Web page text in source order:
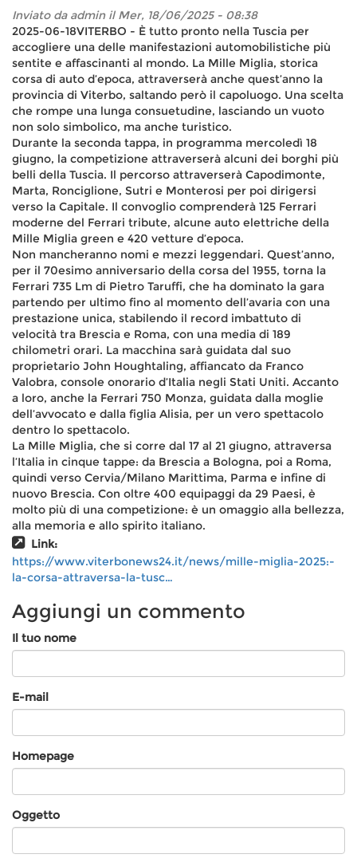
Inviato da adminil Mer, 18/06/2025 - 08:38
2025-06-18VITERBO - È tutto pronto nella Tuscia per
accogliere una delle manifestazioni automobilistiche più
sentite e affascinanti al mondo. La Mille Miglia, storica
corsa di auto d’epoca, attraverserà anche quest’anno la
provincia di Viterbo, saltando però il capoluogo. Una scelta
che rompe una lunga consuetudine, lasciando un vuoto
non solo simbolico, ma anche turistico.
Durante la seconda tappa, in programma mercoledì 18
giugno, la competizione attraverserà alcuni dei borghi più
belli della Tuscia. Il percorso attraverserà Capodimonte,
Marta, Ronciglione, Sutri e Monterosi per poi dirigersi
verso la Capitale. Il convoglio comprenderà 125 Ferrari
moderne del Ferrari tribute, alcune auto elettriche della
Mille Miglia green e 420 vetture d’epoca.
Non mancheranno nomi e mezzi leggendari. Quest’anno,
per il 70esimo anniversario della corsa del 1955, torna la
Ferrari 735 Lm di Pietro Taruffi, che ha dominato la gara
partendo per ultimo fino al momento dell’avaria con una
prestazione unica, stabilendo il record imbattuto di
velocità tra Brescia e Roma, con una media di 189
chilometri orari. La macchina sarà guidata dal suo
proprietario John Houghtaling, affiancato da Franco
Valobra, console onorario d’Italia negli Stati Uniti. Accanto
a loro, anche la Ferrari 750 Monza, guidata dalla moglie
dell’avvocato e dalla figlia Alisia, per un vero spettacolo
dentro lo spettacolo.
La Mille Miglia, che si corre dal 17 al 21 giugno, attraversa
l’Italia in cinque tappe: da Brescia a Bologna, poi a Roma,
quindi verso Cervia/Milano Marittima, Parma e infine di
nuovo Brescia. Con oltre 400 equipaggi da 29 Paesi, è
molto più di una competizione: è un omaggio alla bellezza,
alla memoria e allo spirito italiano.
Link:
https://www.viterbonews24.it/news/mille-miglia-2025:-
la-corsa-attraversa-la-tusc…
Aggiungi un commento
Il tuo nome
E-mail
Homepage
Oggetto